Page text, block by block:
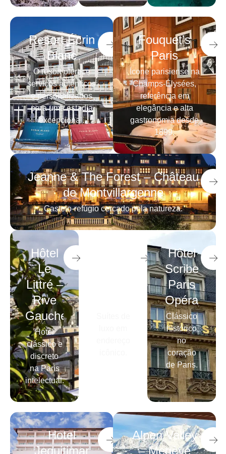
Resort Écrin
Blanc
O resort oferece
serviços autênticos
e personalizados
para uma estadia
excepcional.
Fouquet’s
Paris
Ícone parisiense na
Champs-Élysées,
referência em
elegância e alta
gastronomia desde
1899.
Jeanne & The Forest – Château
de Montvillargenne
Castelo-refúgio cercado pela natureza.
Hôtel
Le
Littré –
Rive
Gauche
Hotel
clássico e
discreto
na Paris
intelectual.
Hôtel
Scribe
Paris
Opéra
Clássico
histórico
no
coração
de Paris.
Hotel
Jequitimar
Alpen Valley
– Megève